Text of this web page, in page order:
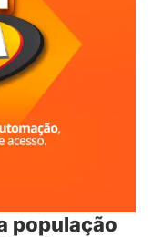
população